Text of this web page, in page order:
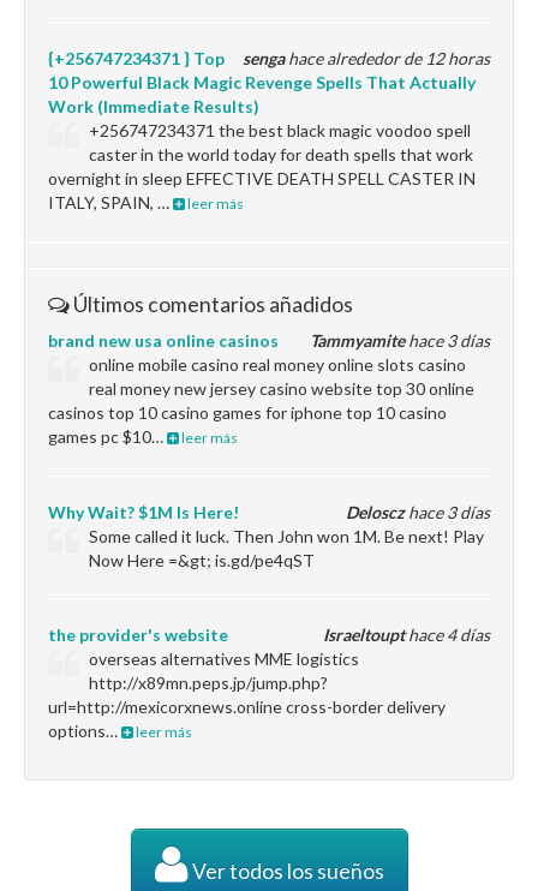
sengahace alrededor de 12 horas
{+256747234371 } Top
10 Powerful Black Magic Revenge Spells That Actually
Work (Immediate Results)
+256747234371 the best black magic voodoo spell
caster in the world today for death spells that work
overnight in sleep EFFECTIVE DEATH SPELL CASTER IN
ITALY, SPAIN, …
leer más
Últimos comentarios añadidos
Tammyamitehace 3 días
brand new usa online casinos
online mobile casino real money online slots casino
real money new jersey casino website top 30 online
casinos top 10 casino games for iphone top 10 casino
games pc $10…
leer más
Delosczhace 3 días
Why Wait? $1M Is Here!
Some called it luck. Then John won 1M. Be next! Play
Now Here =&gt; is.gd/pe4qST
Israeltoupthace 4 días
the provider's website
overseas alternatives MME logistics
http://x89mn.peps.jp/jump.php?
url=http://mexicorxnews.online cross-border delivery
options…
leer más
Ver todos los sueños